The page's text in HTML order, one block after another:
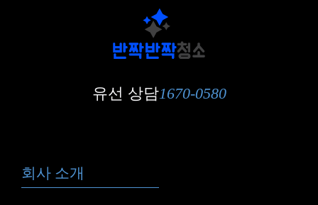
유선 상담1670-0580
회사 소개